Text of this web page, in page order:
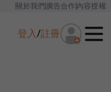
關於我們廣告合作內容授權
登入/註冊